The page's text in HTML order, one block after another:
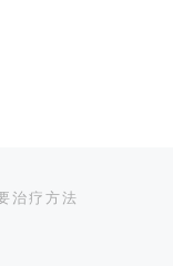
治疗方法